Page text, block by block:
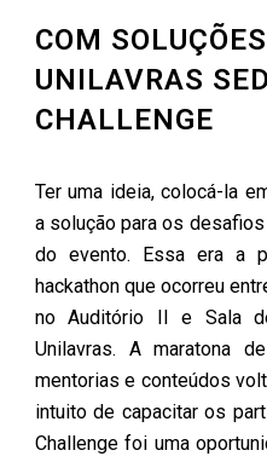
COM
UNILAVRAS
CHALLENGE
Ter uma ideia, colocá-la
a solução para os
do evento. Essa era a
hackathon que ocorreu
no Auditório II e Sala
Unilavras. A maratona
mentorias e conteúdos
intuito de capacitar os
Challenge foi uma